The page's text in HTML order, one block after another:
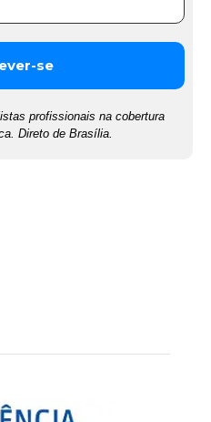
profissionais na cobertura
Direto de Brasília.